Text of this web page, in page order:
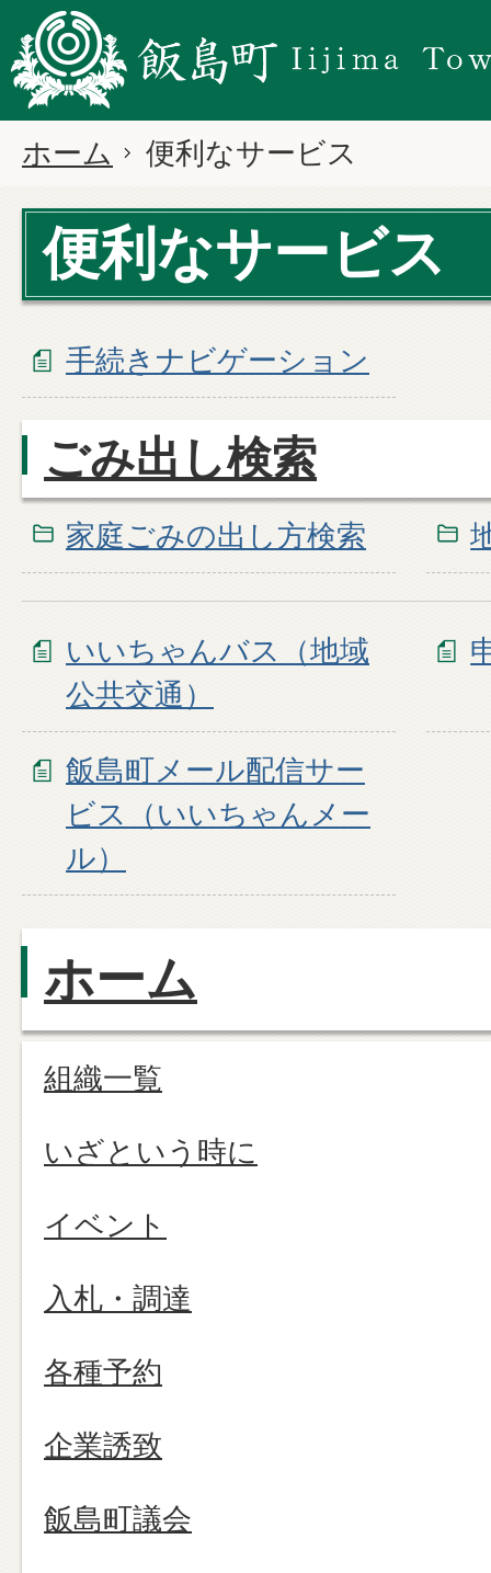
ホーム 便利なサービス
便利なサービス
手続きナビゲーション
ごみ出し検索
家庭ごみの出し方検索
いいちゃんバス（地域
公共交通）
飯島町メール配信サー
ビス（いいちゃんメー
ル）
ホーム
組織一覧
いざという時に
イベント
入札・調達
各種予約
企業誘致
飯島町議会